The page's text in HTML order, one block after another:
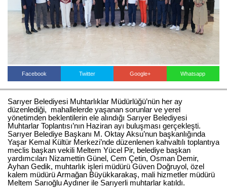
Facebook Twitter Google+ Whatsapp
Sarıyer Belediyesi Muhtarlıklar Müdürlüğü’nün her ay
düzenlediği, mahallelerde yaşanan sorunlar ve yerel
yönetimden beklentilerin ele alındığı Sarıyer Belediyesi
Muhtarlar Toplantısı’nın Haziran ayı buluşması gerçekleşti.
Sarıyer Belediye Başkanı M. Oktay Aksu’nun başkanlığında
Yaşar Kemal Kültür Merkezi’nde düzenlenen kahvaltılı toplantıya
meclis başkan vekili Meltem Yücel Pir, belediye başkan
yardımcıları Nizamettin Günel, Cem Çetin, Osman Demir,
Ayhan Gedik, muhtarlık işleri müdürü Güven Doğruyol, özel
kalem müdürü Armağan Büyükkarakaş, mali hizmetler müdürü
Meltem Sarıoğlu Aydıner ile Sarıyerli muhtarlar katıldı.
Haberin Doğru Adresi.